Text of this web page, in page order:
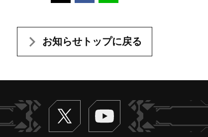
お知らせトップに戻る
Twitter ヴァンガードch